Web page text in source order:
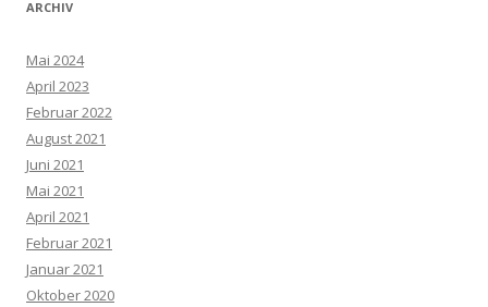
ARCHIV
Mai 2024
April 2023
Februar 2022
August 2021
Juni 2021
Mai 2021
April 2021
Februar 2021
Januar 2021
Oktober 2020